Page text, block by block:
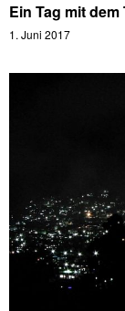
Ein Tag mit
1. Juni 2017